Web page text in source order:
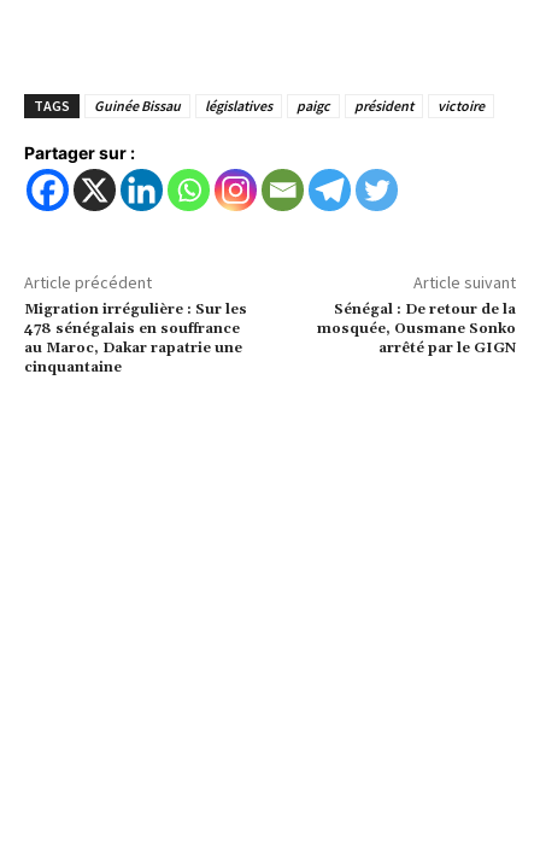
TAGS Guinée Bissau législatives paigc président victoire
Partager sur :
Article précédent
Migration irrégulière : Sur les
478 sénégalais en souffrance
au Maroc, Dakar rapatrie une
cinquantaine
Article suivant
Sénégal : De retour de la
mosquée, Ousmane Sonko
arrêté par le GIGN